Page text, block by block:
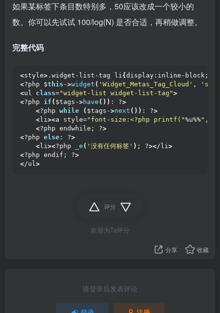
如果某标签下条目数特别多，50应该改成一个较小的
数。你可以先试试 100/log(N) 是否合适，再稍做调整。
完整代码
<style> .widget-list-tag li{ display:inline-
<?php $this ->widget ( 'Widget_Metas_Tag_Cloud' ,
<ul class="widget-list widget-list-tag">
<?php if ( $tags->have ()) : ?>
<?php while ( $tags->next ()) : ?>
< li><a style="font-size:<?php printf("%u%%",
<?php endwhile; ?>
<?php else : ?>
< li><?php _e ( '没有任何标签' ) ; ?></li>
<?php endif; ?>
</ul>
评分
欢迎为Ta评分
分享 收藏
请登录后发表评论